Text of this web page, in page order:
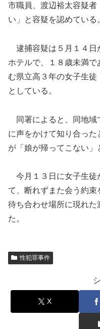
市職員、渡辺裕太容疑
い」と容疑を認めている
逮捕容疑は５月１４日
ホテルで、１８歳未満
む県立高３年の女子生
としている。
同署によると、同地域
に声をかけて知り合っ
が「娘が帰ってこない」
今月１３日に女子生徒
て、断れずまた会う約束
待ち合わせ場所に現れた
た。
性犯罪事件
X